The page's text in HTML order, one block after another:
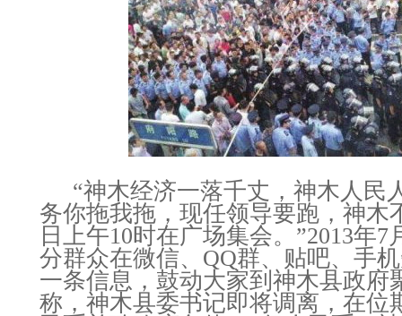
“神木经济一落千丈，神木人民
务你拖我拖，现任领导要跑，神木
日上午10时在广场集会。”2013年7
分群众在微信、QQ群、贴吧、手
一条信息，鼓动大家到神木县政府
称，神木县委书记即将调离，在位